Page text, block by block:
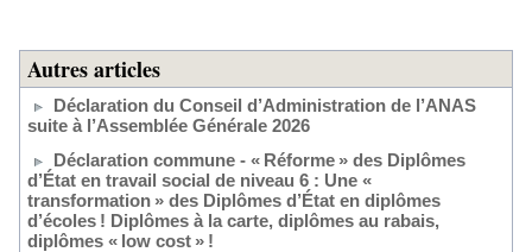
Autres articles
Déclaration du Conseil d’Administration de l’ANAS
suite à l’Assemblée Générale 2026
Déclaration commune - « Réforme » des Diplômes
d’État en travail social de niveau 6 : Une «
transformation » des Diplômes d’État en diplômes
d’écoles ! Diplômes à la carte, diplômes au rabais,
diplômes « low cost » !